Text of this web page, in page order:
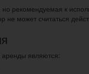
рекомендуемая к
не может считаться
являются: